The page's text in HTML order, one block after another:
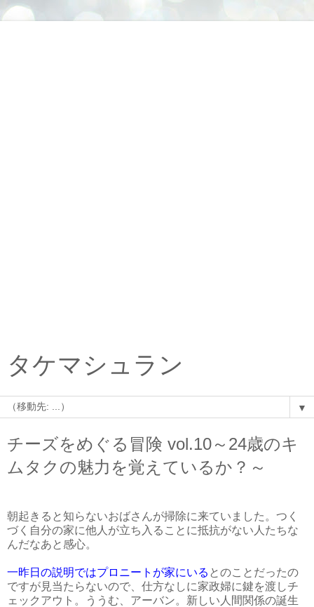
タケマシュラン
▼
チーズをめぐる冒険 vol.10～24歳のキ
ムタクの魅力を覚えているか？～
朝起きると知らないおばさんが掃除に来ていました。つく
づく自分の家に他人が立ち入ることに抵抗がない人たちな
んだなあと感心。
一昨日の説明ではプロニートが家にいる とのことだったの
ですが見当たらないので、仕方なしに家政婦に鍵を渡しチ
ェックアウト。ううむ、アーバン。新しい人間関係の誕生